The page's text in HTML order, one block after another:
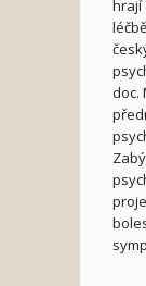
hrají
doc.